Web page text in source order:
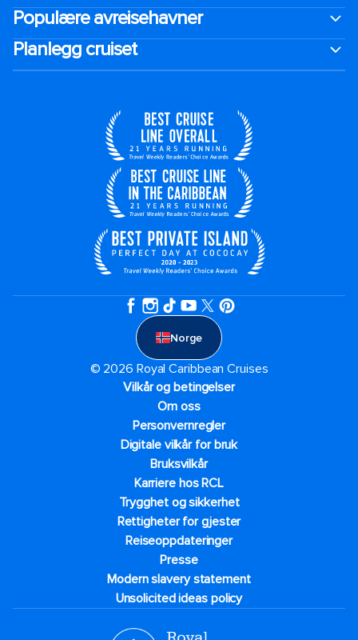
Populære avreisehavner
Planlegg cruiset
Norge
© 2026 Royal Caribbean Cruises
Vilkår og betingelser
Om oss
Personvernregler
Digitale vilkår for bruk
Bruksvilkår
Karriere hos RCL
Trygghet og sikkerhet​
Rettigheter for gjester
Reiseoppdateringer
Presse
Modern slavery statement
Unsolicited ideas policy